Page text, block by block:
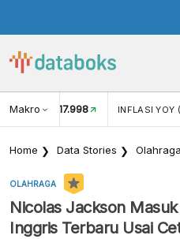
Makro
USD/IDR 17.998 INFLASI YOY
Home Data Stories Olahraga
OLAHRAGA
Nicolas Jackson
Inggris Terbaru Usai